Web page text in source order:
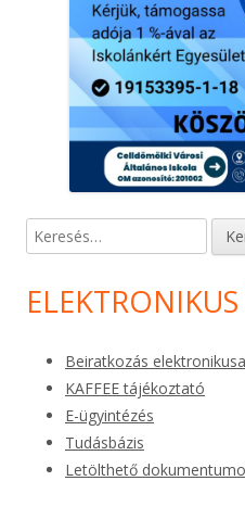
Keresés:
Beiratkozás
KAFFEE tájékoztató
E-ügyintézés
Tudásbázis
Letölthető